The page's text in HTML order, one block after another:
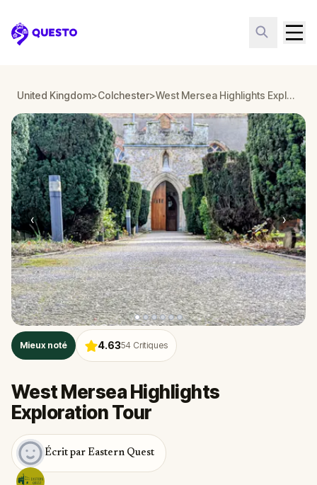
Questo
United Kingdom>Colchester> West Mersea Highlights Exploration Tour
‹ ›
Mieux noté 4.6354 Critiques
West Mersea Highlights
Exploration Tour
Écrit par Eastern Quest